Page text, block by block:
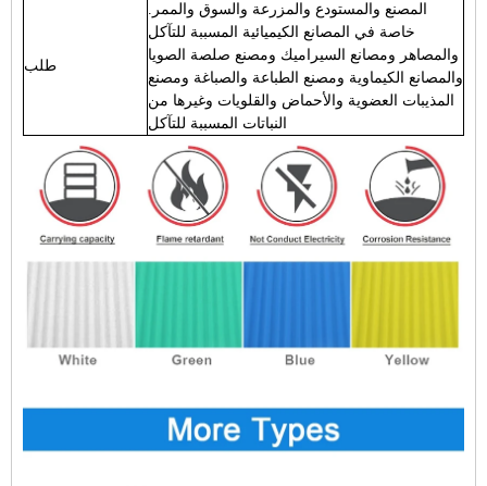
طلب
المصنع والمستودع والمزرعة والسوق والممر.
خاصة في المصانع الكيميائية المسببة للتآكل
والمصاهر ومصانع السيراميك ومصنع صلصة الصويا
والمصانع الكيماوية ومصنع الطباعة والصباغة ومصنع
المذيبات العضوية والأحماض والقلويات وغيرها من
النباتات المسببة للتآكل